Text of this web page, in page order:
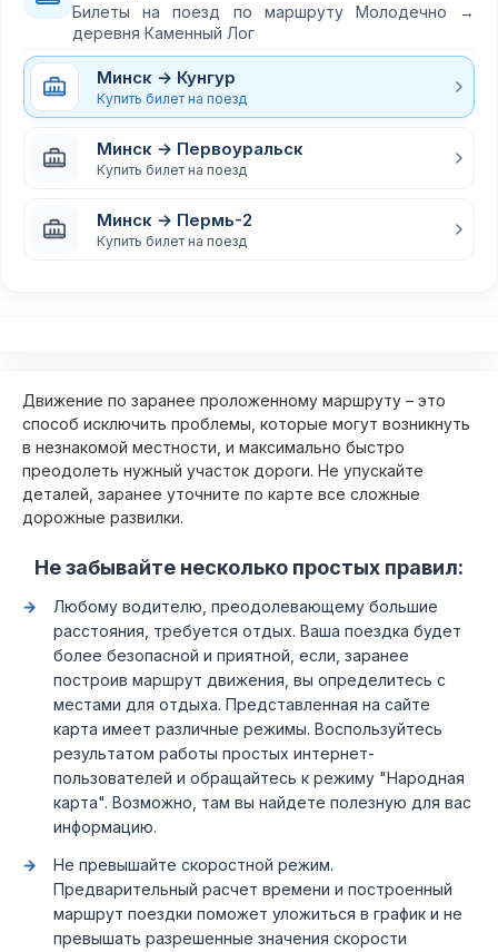
Билеты на поезд по маршруту Молодечно →
деревня Каменный Лог
Минск → Кунгур
Купить билет на поезд
Минск → Первоуральск
Купить билет на поезд
Минск → Пермь-2
Купить билет на поезд
Движение по заранее проложенному маршруту – это
способ исключить проблемы, которые могут возникнуть
в незнакомой местности, и максимально быстро
преодолеть нужный участок дороги. Не упускайте
деталей, заранее уточните по карте все сложные
дорожные развилки.
Не забывайте несколько простых правил:
Любому водителю, преодолевающему большие
расстояния, требуется отдых. Ваша поездка будет
более безопасной и приятной, если, заранее
построив маршрут движения, вы определитесь с
местами для отдыха. Представленная на сайте
карта имеет различные режимы. Воспользуйтесь
результатом работы простых интернет-
пользователей и обращайтесь к режиму "Народная
карта". Возможно, там вы найдете полезную для вас
информацию.
Не превышайте скоростной режим.
Предварительный расчет времени и построенный
маршрут поездки поможет уложиться в график и не
превышать разрешенные значения скорости